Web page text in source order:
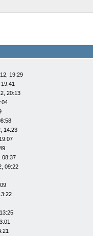
19:29
20:13
14:23
08:37
09:22